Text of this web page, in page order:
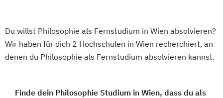
Du willst Philosophie als Fernstudium in Wien absolvieren?
Wir haben für dich 2 Hochschulen in Wien recherchiert, an
denen du Philosophie als Fernstudium absolvieren kannst.
Finde dein Philosophie Studium in Wien, dass du als